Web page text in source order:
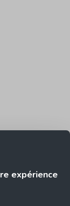
expérience